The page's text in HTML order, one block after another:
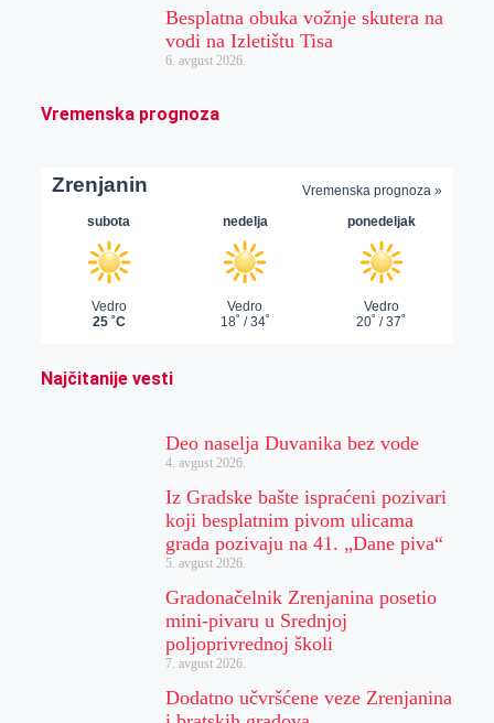
Besplatna obuka vožnje skutera na
vodi na Izletištu Tisa
6. avgust 2026.
Vremenska prognoza
Najčitanije vesti
Deo naselja Duvanika bez vode
4. avgust 2026.
Iz Gradske bašte ispraćeni pozivari
koji besplatnim pivom ulicama
grada pozivaju na 41. „Dane piva“
5. avgust 2026.
Gradonačelnik Zrenjanina posetio
mini-pivaru u Srednjoj
poljoprivrednoj školi
7. avgust 2026.
Dodatno učvršćene veze Zrenjanina